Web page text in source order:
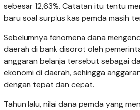
sebesar 12,63%. Catatan itu tentu
baru soal surplus kas pemda masih
Sebelumnya fenomena dana
daerah di bank disorot oleh
anggaran belanja tersebut sebagai
ekonomi di daerah, sehingga
dengan tepat dan cepat.
Tahun lalu, nilai dana pemda yang